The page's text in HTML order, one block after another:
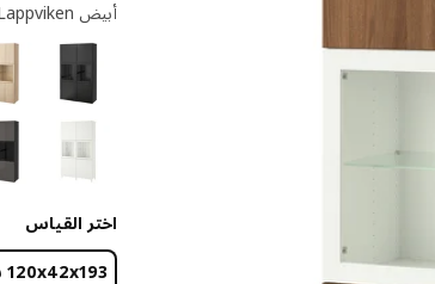
أبيض Lappviken/بني شكل خشب الجوز
اختر القياس
‎120x42x193 سم‏